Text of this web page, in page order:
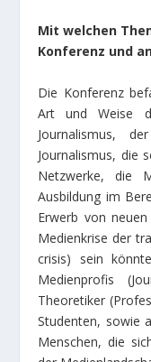
Mit welchen
Konferenz und
Die Konferenz
Art und Weise
Journalismus,
Journalismus, die
Netzwerke, die
Ausbildung im
Erwerb von
Medienkrise der
crisis) sein
Medienprofis
Theoretiker
Studenten, sowie
Menschen, die